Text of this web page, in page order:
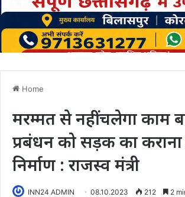
Home
मरम्मत से नहीं चलेगा काम
प्रबंधन को सड़क का कराना
निर्माण : राजस्व मंत्री
INN24 ADMIN 08.10.2023 212 2